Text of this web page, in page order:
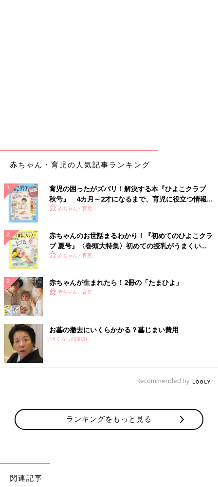
赤ちゃん・育児の人気記事ランキング
育児の困ったがズバリ！解決する本『ひよこクラブ
秋号』 4カ月～2才になるまで、育児に役立つ情報が
いっぱい！
赤ちゃん・育児
赤ちゃんのお世話まるわかり！『初めてのひよこクラ
ブ 夏号』〈巻頭大特集〉初めての授乳がうまくい
く！ おっぱい・ミルクの基本と夏のトラブル 解決テ
赤ちゃん・育児
赤ちゃんが生まれたら！2冊の「たまひよ」
赤ちゃん・育児
お墓の撤去にいくらかかる？墓じまい費用
PR(くらしの話題)
Recommended by
ランキングをもっと見る
関連記事